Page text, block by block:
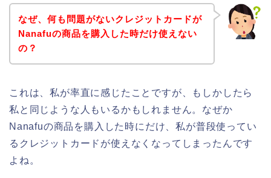
なぜ、何も問題がないクレジットカードが
Nanafuの商品を購入した時だけ使えない
の？
これは、私が率直に感じたことですが、もしかしたら
私と同じような人もいるかもしれません。なぜか
Nanafuの商品を購入した時にだけ、私が普段使ってい
るクレジットカードが使えなくなってしまったんです
よね。